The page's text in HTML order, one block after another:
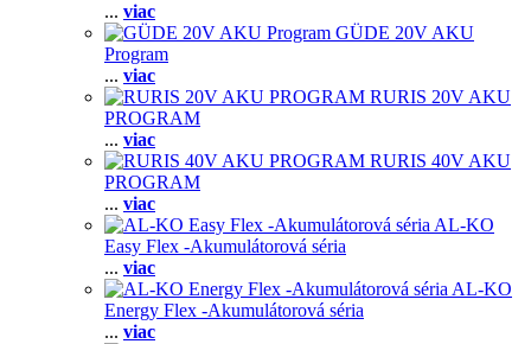
... viac
GÜDE 20V AKU
Program
... viac
RURIS 20V AKU
PROGRAM
... viac
RURIS 40V AKU
PROGRAM
... viac
AL-KO
Easy Flex -Akumulátorová séria
... viac
AL-KO
Energy Flex -Akumulátorová séria
... viac